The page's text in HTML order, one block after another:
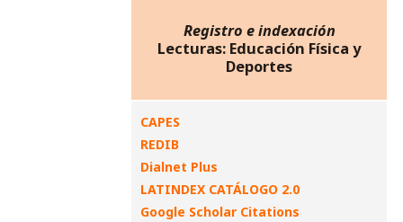
Registro e indexación
Lecturas: Educación Física y
Deportes
CAPES
REDIB
Dialnet Plus
LATINDEX CATÁLOGO 2.0
Google Scholar Citations